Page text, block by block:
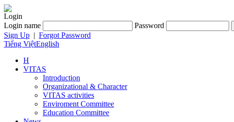
Login
Login name
Password
Sign Up | Forgot Password
Tiếng ViệtEnglish
H
VITAS
Introduction
Organizational & Character
VITAS activities
Enviroment Committee
Education Committee